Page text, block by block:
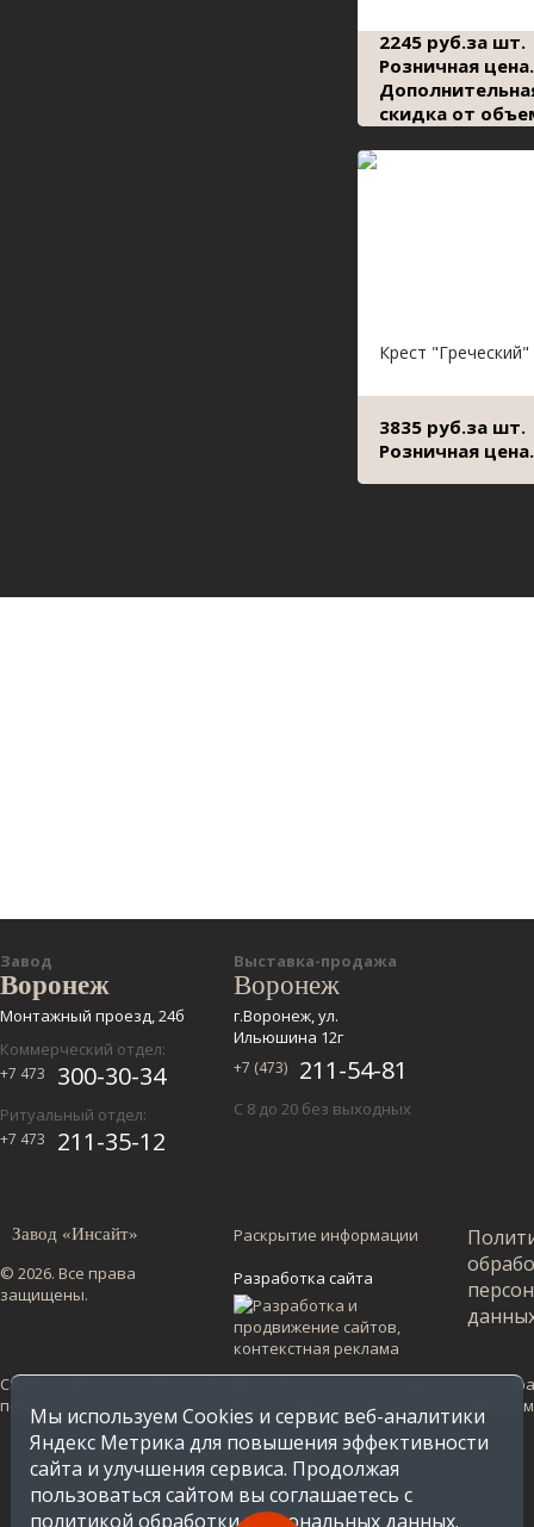
2245 руб.за шт.
Розничная цена.
скидка от
Крест "Греческий"
3835 руб.за шт.
Розничная цена.
Завод
Воронеж
Монтажный проезд, 24б
Коммерческий отдел:
+7 473 300-30-34
Ритуальный отдел:
+7 473 211-35-12
Выставка-продажа
Воронеж
г.Воронеж, ул.
Ильюшина 12г
+7 (473) 211-54-81
С 8 до 20 без выходных
Завод «Инсайт»
© 2026. Все права
защищены.
Раскрытие информации
Разработка сайта
Сайт не является публичной офертой и несет ознакомительный
по Воронежской области. Стоимость в других регионах уточняйте
Мы используем Cookies и сервис веб-аналитики
Яндекс Метрика для повышения эффективности
сайта и улучшения сервиса. Продолжая
пользоваться сайтом вы соглашаетесь с
политикой обработки персональных данных.